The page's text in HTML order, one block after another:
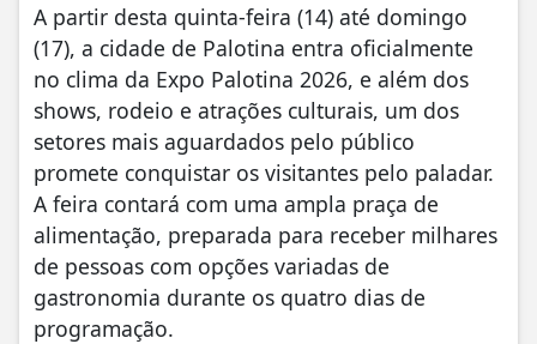
A partir desta quinta-feira (14) até domingo
(17), a cidade de Palotina entra oficialmente
no clima da Expo Palotina 2026, e além dos
shows, rodeio e atrações culturais, um dos
setores mais aguardados pelo público
promete conquistar os visitantes pelo paladar.
A feira contará com uma ampla praça de
alimentação, preparada para receber milhares
de pessoas com opções variadas de
gastronomia durante os quatro dias de
programação.